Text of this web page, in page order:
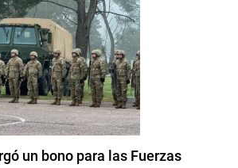
un bono para las Fuerzas